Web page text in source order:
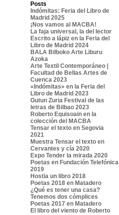
Posts
Indómitas: Feria del Libro de
Madrid 2025
¡Nos vamos al MACBA!
La faja universal, la del lector
Escrito a lápiz en la Feria del
Libro de Madrid 2024
BALA Bilboko Arte Liburu
Azoka
Arte Textil Contemporáneo |
Facultad de Bellas Artes de
Cuenca 2023
«Indómitas» en la Feria del
Libro de Madrid 2023
Gutun Zuria Festival de las
letras de Bilbao 2023
Roberto Equisoain en la
colección del MACBA
Tensar el texto en Segovia
2021
Muestra Tensar el texto en
Cervantes y cía 2020
Expo Tender la mirada 2020
Poetas en Fundación Telefónica
2019
Hostia un libro 2018
Poetas 2018 en Matadero
¿Qué es tener una casa?
Tenemos dos cómplices
Poetas 2017 en Matadero
El libro del viento de Roberto